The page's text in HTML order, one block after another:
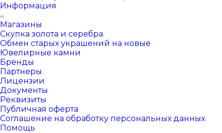
Информация
Магазины
Скупка золота и серебра
Обмен старых украшений на новые
Ювелирные камни
Бренды
Партнеры
Лицензии
Документы
Реквизиты
Публичная оферта
Соглашение на обработку персональных данных
Помощь